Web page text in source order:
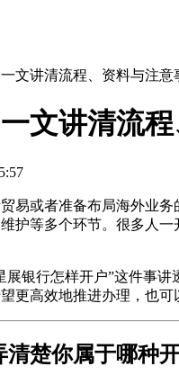
文讲清流程、资料与注意
文讲清流
易或者准备布局海外业
护等多个环节。很多人一
银行怎样开户”这件事
更高效地推进办理，也可
楚你属于哪种